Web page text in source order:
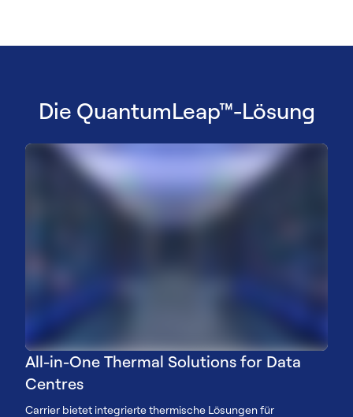
Die QuantumLeap™-Lösung
All-in-One Thermal Solutions for Data
Centres
Carrier bietet integrierte thermische Lösungen für